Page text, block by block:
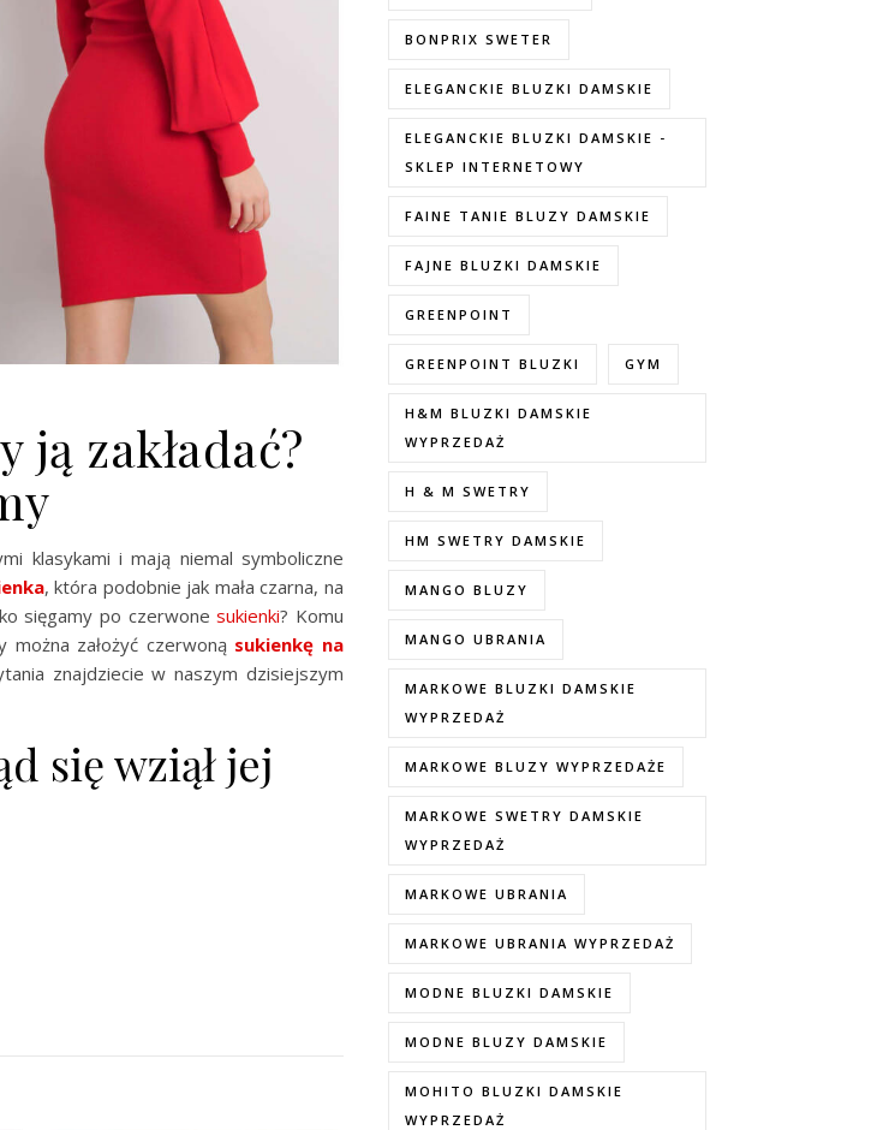
zakładać?
klasykami i mają niemal symboliczne
, która podobnie jak mała czarna, na
sięgamy po czerwonesukienki? Komu
można założyć czerwoną sukienkę na
znajdziecie w naszym dzisiejszym
się wziął jej
BONPRIX SWETER
ELEGANCKIE BLUZKI DAMSKIE
ELEGANCKIE BLUZKI DAMSKIE -
SKLEP INTERNETOWY
FAINE TANIE BLUZY DAMSKIE
FAJNE BLUZKI DAMSKIE
GREENPOINT
GREENPOINT BLUZKI GYM
H&M BLUZKI DAMSKIE
WYPRZEDAŻ
H & M SWETRY
HM SWETRY DAMSKIE
MANGO BLUZY
MANGO UBRANIA
MARKOWE BLUZKI DAMSKIE
WYPRZEDAŻ
MARKOWE BLUZY WYPRZEDAŻE
MARKOWE SWETRY DAMSKIE
WYPRZEDAŻ
MARKOWE UBRANIA
MARKOWE UBRANIA WYPRZEDAŻ
MODNE BLUZKI DAMSKIE
MODNE BLUZY DAMSKIE
MOHITO BLUZKI DAMSKIE
WYPRZEDAŻ